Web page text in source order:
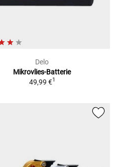
Delo
Mikrovlies-Batterie
49,99 €1